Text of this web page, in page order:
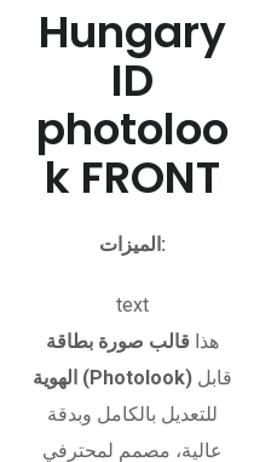
Hungary
ID
photoloo
k FRONT
الميزات:
text
هذا قالب صورة بطاقة
الهوية (Photolook)
للتعديل بالكامل وبدقة
عالية، مصمم لمحترفي